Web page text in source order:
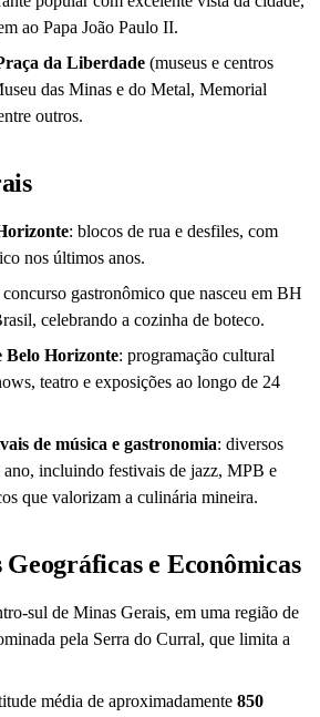
ao Papa João Paulo II.
da Liberdade (museus e centros
das Minas e do Metal, Memorial
outros.
: blocos de rua e desfiles, com
nos últimos anos.
concurso gastronômico que nasceu em BH
celebrando a cozinha de boteco.
Horizonte: programação cultural
teatro e exposições ao longo de 24
de música e gastronomia: diversos
ano, incluindo festivais de jazz, MPB e
que valorizam a culinária mineira.
e Econômicas
sul de Minas Gerais, em uma região de
pela Serra do Curral, que limita a
média de aproximadamente 850